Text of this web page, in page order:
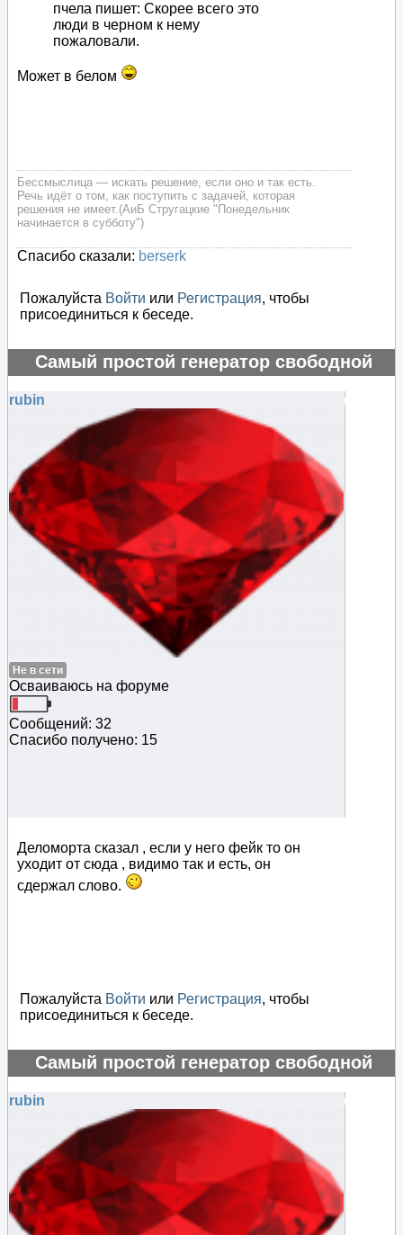
пчела пишет: Скорее всего это
люди в черном к нему
пожаловали.
Может в белом
Бессмыслица — искать решение, если оно и так есть.
Речь идёт о том, как поступить с задачей, которая
решения не имеет.(АиБ Стругацкие "Понедельник
начинается в субботу")
Спасибо сказали: berserk
Пожалуйста Войти или Регистрация, чтобы
присоединиться к беседе.
Самый простой генератор свободной
энергии
#75587
rubin
Не в сети
Осваиваюсь на форуме
Сообщений: 32
Спасибо получено: 15
Деломорта сказал , если у него фейк то он
уходит от сюда , видимо так и есть, он
сдержал слово.
Пожалуйста Войти или Регистрация, чтобы
присоединиться к беседе.
Самый простой генератор свободной
энергии
#75588
rubin